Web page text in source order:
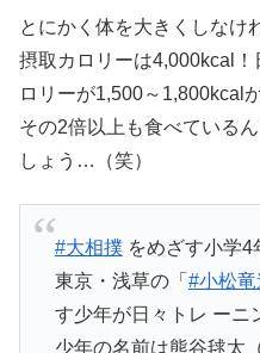
とにかく体を大きくしなけ
摂取カロリーは4,000kcal
ロリーが1,500～1,800kcal
その2倍以上も食べている
しょう…（笑）
#大相撲をめざす小学4
東京・浅草の「 #小松
す少年が日々トレ ーニ
少年の名前は熊谷毬太